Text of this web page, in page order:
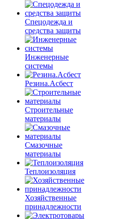
Спецодежда и
средства защиты
Инженерные
системы
Резина.Асбест
Строительные
материалы
Смазочные
материалы
Теплоизоляция
Хозяйственные
принадлежности